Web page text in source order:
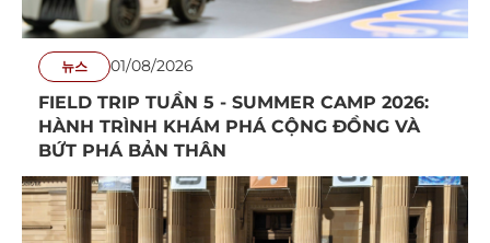
뉴스 01/08/2026
FIELD TRIP TUẦN 5 - SUMMER CAMP 2026:
HÀNH TRÌNH KHÁM PHÁ CỘNG ĐỒNG VÀ
BỨT PHÁ BẢN THÂN